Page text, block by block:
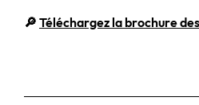
🔎 Téléchargez la brochure